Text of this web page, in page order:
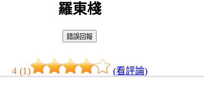
羅東棧
4 (1)
(看評論)